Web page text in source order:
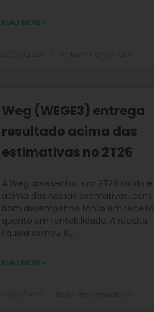
READ MORE »
Weg (WEGE3) entrega
resultado acima das
estimativas no 2T26
A Weg apresentou um 2T26 sólido e
acima das nossas estimativas, com
bom desempenho tanto em receita
quanto em rentabilidade. A receita
líquida somou 10,1
READ MORE »